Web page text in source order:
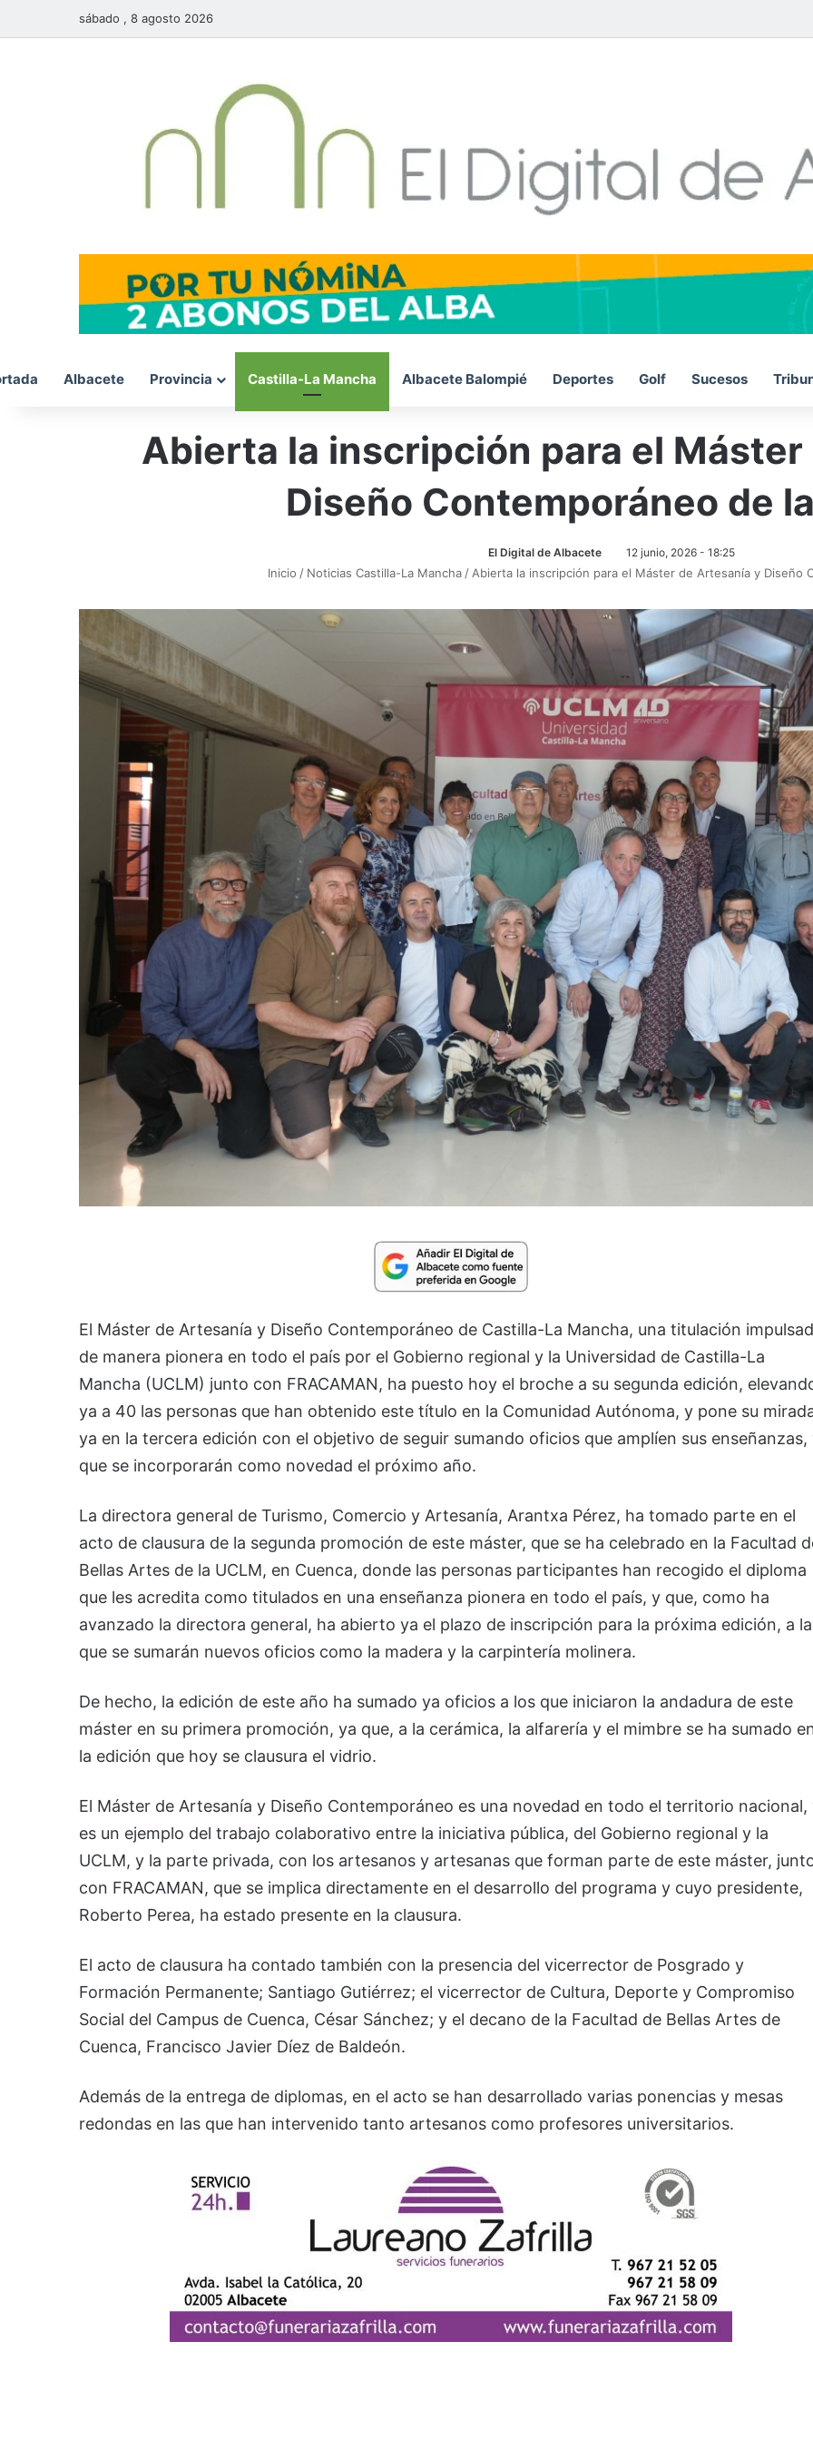
sábado , 8 agosto 2026
Albacete Provincia Castilla-La Mancha Albacete Balompié Deportes Golf Sucesos
Abierta la inscripción para el
Diseño Contemporáneo de
El Digital de Albacete 12 junio, 2026 - 18:25
Inicio / Noticias Castilla-La Mancha / Abierta la inscripción para el Máster de Artesanía y Diseño
El Máster de Artesanía y Diseño Contemporáneo de Castilla-La Mancha, una titulación
de manera pionera en todo el país por el Gobierno regional y la Universidad de Castilla-La
Mancha (UCLM) junto con FRACAMAN, ha puesto hoy el broche a su segunda edición,
ya a 40 las personas que han obtenido este título en la Comunidad Autónoma, y pone su
ya en la tercera edición con el objetivo de seguir sumando oficios que amplíen sus enseñanzas,
que se incorporarán como novedad el próximo año.
La directora general de Turismo, Comercio y Artesanía, Arantxa Pérez, ha tomado parte en el
acto de clausura de la segunda promoción de este máster, que se ha celebrado en la Facultad
Bellas Artes de la UCLM, en Cuenca, donde las personas participantes han recogido el diploma
que les acredita como titulados en una enseñanza pionera en todo el país, y que, como ha
avanzado la directora general, ha abierto ya el plazo de inscripción para la próxima edición, a la
que se sumarán nuevos oficios como la madera y la carpintería molinera.
De hecho, la edición de este año ha sumado ya oficios a los que iniciaron la andadura de este
máster en su primera promoción, ya que, a la cerámica, la alfarería y el mimbre se ha sumado
la edición que hoy se clausura el vidrio.
El Máster de Artesanía y Diseño Contemporáneo es una novedad en todo el territorio nacional,
es un ejemplo del trabajo colaborativo entre la iniciativa pública, del Gobierno regional y la
UCLM, y la parte privada, con los artesanos y artesanas que forman parte de este máster,
con FRACAMAN, que se implica directamente en el desarrollo del programa y cuyo presidente,
Roberto Perea, ha estado presente en la clausura.
El acto de clausura ha contado también con la presencia del vicerrector de Posgrado y
Formación Permanente; Santiago Gutiérrez; el vicerrector de Cultura, Deporte y Compromiso
Social del Campus de Cuenca, César Sánchez; y el decano de la Facultad de Bellas Artes de
Cuenca, Francisco Javier Díez de Baldeón.
Además de la entrega de diplomas, en el acto se han desarrollado varias ponencias y mesas
redondas en las que han intervenido tanto artesanos como profesores universitarios.